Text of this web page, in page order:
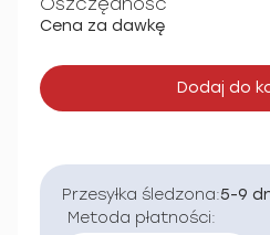
Cena za dawkę
Dodaj do
Przesyłka śledzona:5-9
Metoda płatności: